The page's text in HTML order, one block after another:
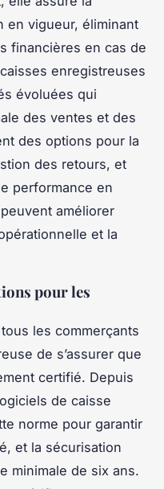
en vigueur, éliminant
financières en cas de
enregistreuses
évoluées qui
des ventes et des
des options pour la
des retours, et
performance en
améliorer
et la
pour les
les commerçants
de s’assurer que
certifié. Depuis
de caisse
norme pour garantir
et la sécurisation
minimale de six ans.